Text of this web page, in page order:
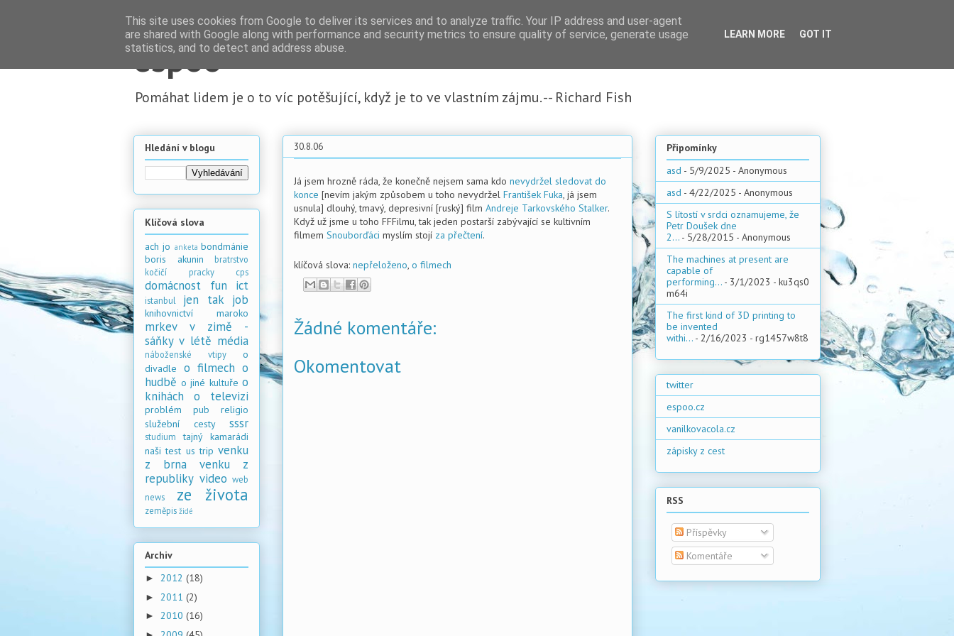
espoo
Pomáhat lidem je o to víc potěšující, když je to ve vlastním zájmu. -- Richard Fish
30.8.06
Já jsem hrozně ráda, že konečně nejsem sama kdo nevydržel sledovat do
konce [nevím jakým způsobem u toho nevydržel František Fuka, já jsem
usnula] dlouhý, tmavý, depresivní [ruský] film Andreje Tarkovského Stalker.
Když už jsme u toho FFFilmu, tak jeden postarší zabývající se kultivním
filmem Snouborďáci myslím stojí za přečtení.
klíčová slova: nepřeloženo, o filmech
Žádné komentáře:
Okomentovat
Hledání v blogu
Klíčová slova
ach jo anketa bondmánie
boris akunin
bratrstvo
kočičí pracky
cps
domácnost fun ict
istanbul jen tak job
knihovnictví maroko
mrkev v zimě -
sáňky v létě média
náboženské vtipy
o
divadle
o filmech o
hudbě o jiné kultuře o
knihách
o televizi
problém pub
religio
služební cesty
sssr
studium
tajný kamarádi
naši test us trip venku
z brna
venku z
republiky video web
news
ze života
zeměpis židé
Archiv
► 2012 (18)
► 2011 (2)
► 2010 (16)
Připomínky
asd - 5/9/2025 - Anonymous
asd - 4/22/2025 - Anonymous
S lítostí v srdci oznamujeme, že
Petr Doušek dne
2... - 5/28/2015 - Anonymous
The machines at present are
capable of
performing... - 3/1/2023 - ku3qs0
m64i
The first kind of 3D printing to
be invented
withi... - 2/16/2023 - rg1457w8t8
twitter
espoo.cz
vanilkovacola.cz
zápisky z cest
RSS
Příspěvky
Komentáře
This site uses cookies from Google to deliver its services and to analyze traffic. Your IP address and user-agent
are shared with Google along with performance and security metrics to ensure quality of service, generate usage
statistics, and to detect and address abuse.
LEARN MORE GOT IT